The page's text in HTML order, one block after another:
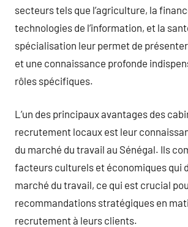
secteurs tels que l’agriculture, la
technologies de l’information, et la
spécialisation leur permet de
et une connaissance profonde
rôles spécifiques.
L’un des principaux avantages des
recrutement locaux est leur
du marché du travail au Sénégal. Ils
facteurs culturels et économiques qui
marché du travail, ce qui est crucial
recommandations stratégiques en
recrutement à leurs clients.